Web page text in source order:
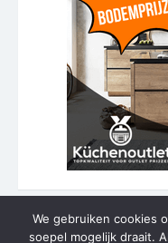
We gebruiken cookies
soepel mogelijk draait.